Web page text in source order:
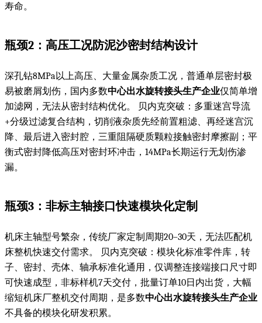
寿命。
瓶颈2：高压工况防泥沙密封结构设计
深孔钻8MPa以上高压、大量金属杂质工况，普通单层密封极
易被磨屑划伤，国内多数中心出水旋转接头生产企业仅简单增
加滤网，无法从密封结构优化。 贝内克突破：多重迷宫导流
+分级过滤复合结构，切削液杂质先经前置粗滤、再经迷宫沉
降、最后进入密封腔，三重阻隔硬质颗粒接触密封摩擦副；平
衡式密封降低高压对密封环冲击，14MPa长期运行无划伤渗
漏。
瓶颈3：非标主轴接口快速模块化定制
机床主轴型号繁杂，传统厂家定制周期20–30天，无法匹配机
床整机快速交付需求。 贝内克突破：模块化标准零件库，转
子、密封、壳体、轴承标准化通用，仅调整连接端接口尺寸即
可快速成型，非标样机7天交付，批量订单10日内出货，大幅
缩短机床厂整机交付周期，是多数中心出水旋转接头生产企业
不具备的模块化研发积累。